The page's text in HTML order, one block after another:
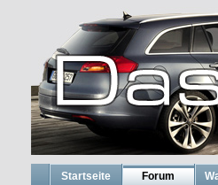
Startseite Forum